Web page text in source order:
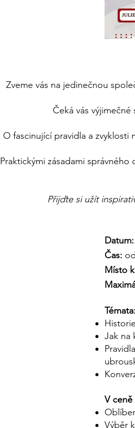
Zveme vás na jedinečnou
Čeká vás
O fascinující pravidla a zvyklosti
Praktickými zásadami
Přijďte si užít
Čas:
Místo
Témata:
Jak na
V ceně
Výběr